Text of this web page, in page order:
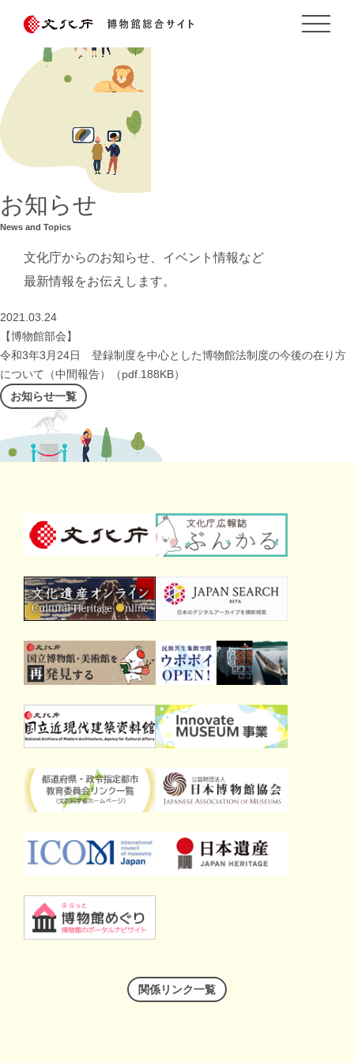
お知らせ
News and Topics
文化庁からのお知らせ、イベント情報など
最新情報をお伝えします。
2021.03.24
【博物館部会】
令和3年3月24日 登録制度を中心とした博物館法制度の今後の在り方
について（中間報告）（pdf.188KB）
お知らせ一覧
関係リンク一覧